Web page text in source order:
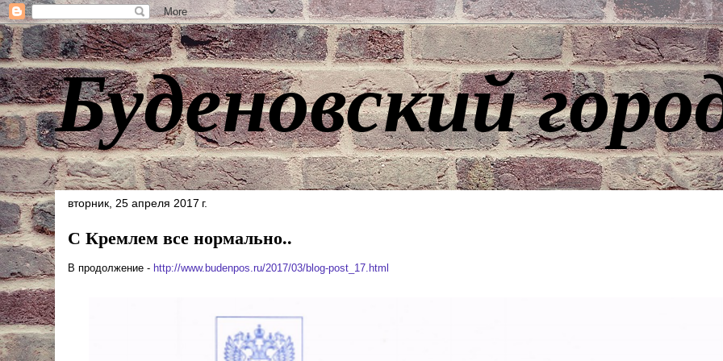
Буденовский
вторник, 25 апреля 2017 г.
С Кремлем все нормально..
В продолжение - http://www.budenpos.ru/2017/03/blog-post_17.html